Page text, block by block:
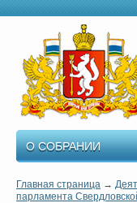
О СОБРАНИИ
Главная страница →
парламента